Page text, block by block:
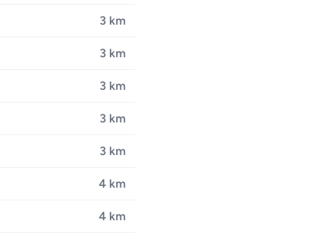
3 km
3 km
3 km
3 km
3 km
4 km
4 km